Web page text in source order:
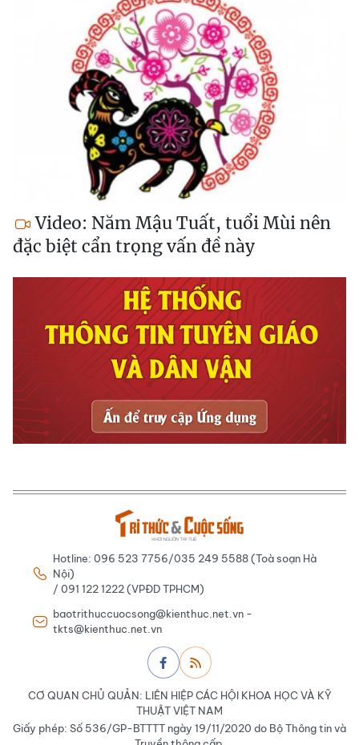
Video: Năm Mậu Tuất, tuổi Mùi nên
đặc biệt cẩn trọng vấn đề này
Hotline: 096 523 7756/035 249 5588 (Toà soạn Hà
Nội)
/ 091 122 1222 (VPĐD TPHCM)
baotrithuccuocsong@kienthuc.net.vn -
tkts@kienthuc.net.vn
CƠ QUAN CHỦ QUẢN: LIÊN HIỆP CÁC HỘI KHOA HỌC VÀ KỸ
THUẬT VIỆT NAM
Giấy phép: Số 536/GP-BTTTT ngày 19/11/2020 do Bộ Thông tin và